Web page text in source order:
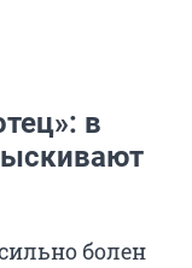
в
болен